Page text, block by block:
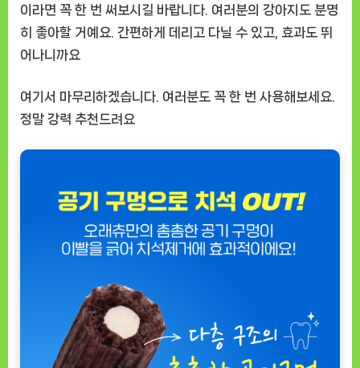
이라면 꼭 한 번 써보시길 바랍니다. 여러분의 강아지도 분명
히 좋아할 거예요. 간편하게 데리고 다닐 수 있고, 효과도 뛰
어나니까요
여기서 마무리하겠습니다. 여러분도 꼭 한 번 사용해보세요.
정말 강력 추천드려요